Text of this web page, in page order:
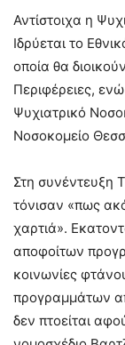
Αντίστοιχα η
Ιδρύεται το
οποία θα
Περιφέρειες,
Ψυχιατρικό
Νοσοκομείο
Στη συνέντευξη
τόνισαν «πως
χαρτιά».
αποφοίτων
κοινωνίες
προγραμμάτων
δεν πτοείται